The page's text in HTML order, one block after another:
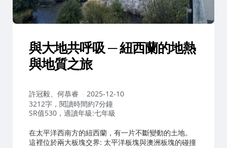
與大地共呼吸 ─ 紐西蘭的地熱
與地質之旅
作
者：
許冠毅、何恭睿
2025-12-10
3212字，閱讀時間約7分鐘
SR值530，適讀年級:七年級
在太平洋西南方的紐西蘭，有一片不斷變動的土地。
這裡位於兩大板塊交界: 太平洋板塊與澳洲板塊的碰撞